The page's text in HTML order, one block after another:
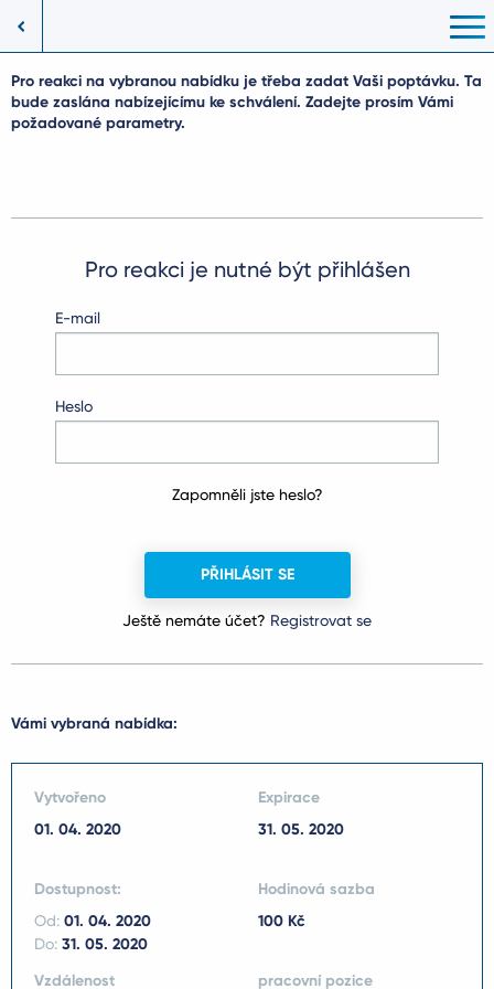
Pro reakci na vybranou nabídku je třeba zadat Vaši poptávku. Ta
bude zaslána nabízejícímu ke schválení. Zadejte prosím Vámi
požadované parametry.
Pro reakci je nutné být přihlášen
E-mail
Heslo
Zapomněli jste heslo?
PŘIHLÁSIT SE
Ještě nemáte účet? Registrovat se
Vámi vybraná nabídka:
Vytvořeno
01. 04. 2020
Expirace
31. 05. 2020
Dostupnost:
Od: 01. 04. 2020
Do: 31. 05. 2020
Hodinová sazba
100 Kč
Vzdálenost pracovní pozice